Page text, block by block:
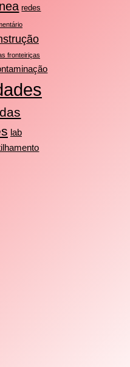
redes
fronteiriças
lab